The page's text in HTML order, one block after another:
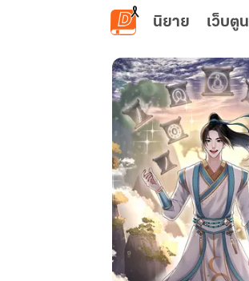
ข้ามไปยังเนื้อหาหลัก
นิยาย เว็บตูน